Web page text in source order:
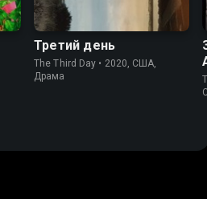
6.2
Третий день
The Third Day • 2020, США,
Драма